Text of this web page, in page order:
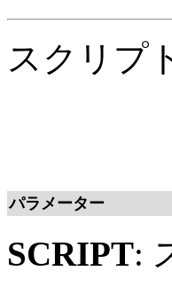
スクリプ
パラメーター
SCRIPT: